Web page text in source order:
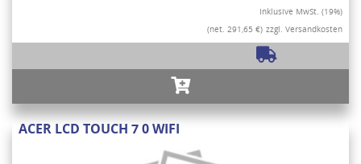
Inklusive MwSt. (19%)
(net. 291,65 €) zzgl. Versandkosten
ACER LCD TOUCH 7 0 WIFI